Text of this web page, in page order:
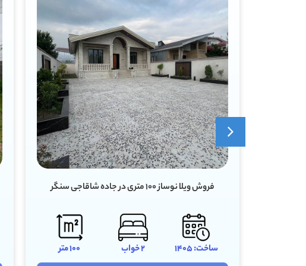
فروش ویلا ۶۰ متری دنج در سروندان سنگر رشت
ساخت: 1398 1 خواب 60 متر